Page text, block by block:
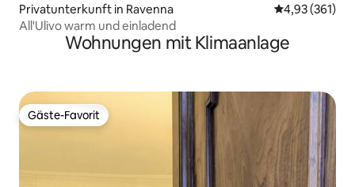
Privatunterkunft in Ravenna
4,93 (361)
All'Ulivo warm und einladend
Wohnungen mit Klimaanlage
Gäste-Favorit
Gäste-Favorit